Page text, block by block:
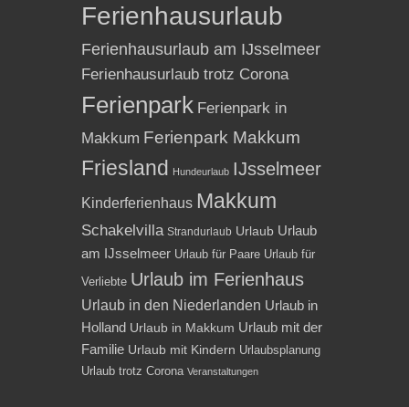
Ferienhausurlaub
Ferienhausurlaub am IJsselmeer
Ferienhausurlaub trotz Corona
Ferienpark Ferienpark in
Makkum Ferienpark Makkum
Friesland Hundeurlaub IJsselmeer
Kinderferienhaus Makkum
Schakelvilla Strandurlaub Urlaub Urlaub
am IJsselmeer Urlaub für Paare Urlaub für
Verliebte Urlaub im Ferienhaus
Urlaub in den Niederlanden Urlaub in
Holland Urlaub in Makkum Urlaub mit der
Familie Urlaub mit Kindern Urlaubsplanung
Urlaub trotz Corona Veranstaltungen